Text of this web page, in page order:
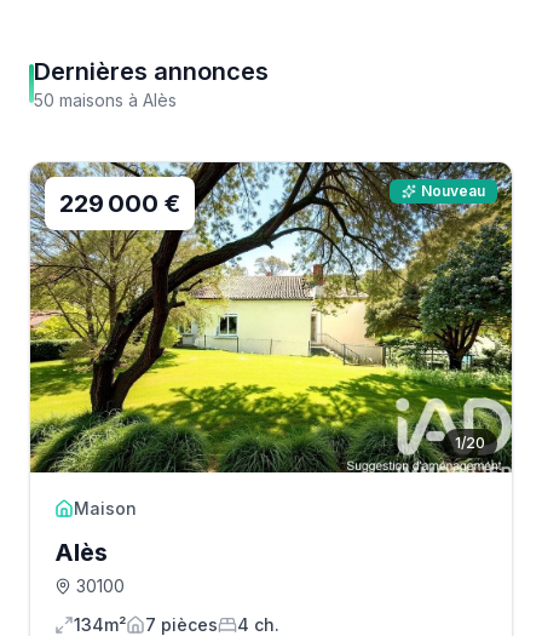
Dernières annonces
50 maisons à Alès
1/20
229 000 € Nouveau
Maison
Alès
30100
134m²
7 pièces 4 ch.